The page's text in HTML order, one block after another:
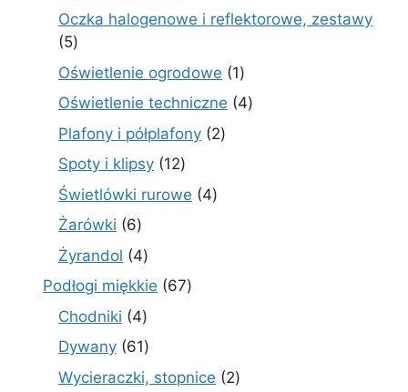
produkty
Oczka halogenowe i reflektorowe, zestawy
55
produktów
Oświetlenie ogrodowe 11
produkt
Oświetlenie techniczne 44
Plafony i półplafony 22
Spoty i klipsy 1212
produktów
Świetlówki rurowe 44
Żarówki 66
produktów
Żyrandol 44
produkty
Podłogi miękkie 6767
Chodniki 44
produkty
Dywany 6161
produktów
Wycieraczki, stopnice 22